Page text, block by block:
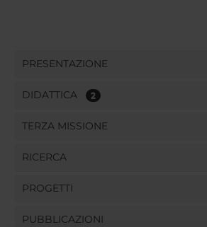
PRESENTAZIONE
DIDATTICA 2
TERZA MISSIONE
RICERCA
PROGETTI
PUBBLICAZIONI